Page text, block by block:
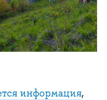
информация,